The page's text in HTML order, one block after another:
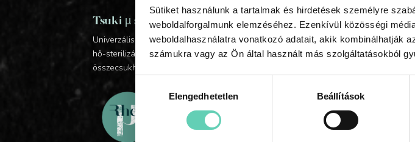
Sütiket használunk a tartalmak és hirdetések személyre
weboldalforgalmunk elemzéséhez. Ezenkívül közösségi
weboldalhasználatra vonatkozó adatait, akik kombinálhatják
számukra vagy az Ön által használt más szolgáltatásokból
kiválasztásaElengedhetetlen Beállítások
Tsuki µ sterilizáló pohár
Univerzális sterilizáló-pohár menstruációs kelyhekhez. Biztonságosan és
hő-sterilizálásban hiszel, vagy a fertőtlenítő-tablettás áztatás mellett teszed le a
összecsukható. Szín: pale mint-green